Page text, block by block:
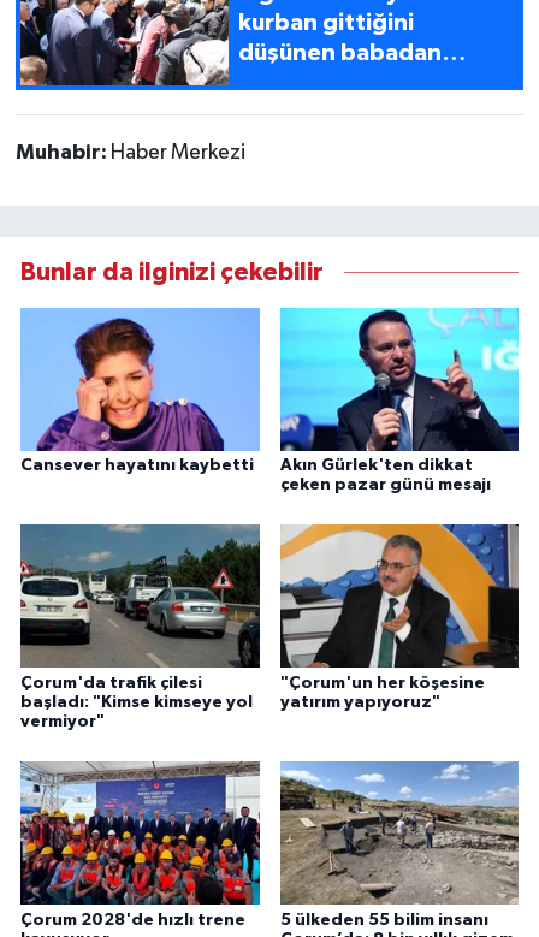
kurban gittiğini
düşünen babadan
Muhabir: Haber Merkezi
Bunlar da ilginizi çekebilir
Cansever hayatını kaybetti
Akın Gürlek'ten dikkat
çeken pazar günü mesajı
Çorum'da trafik çilesi
başladı: "Kimse kimseye yol
vermiyor"
"Çorum'un her köşesine
yatırım yapıyoruz"
Çorum 2028'de hızlı trene
5 ülkeden 55 bilim insanı